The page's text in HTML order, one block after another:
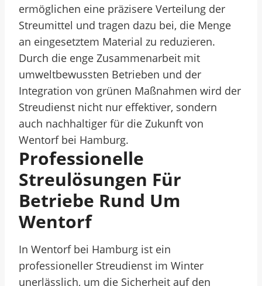
ermöglichen eine präzisere Verteilung der
Streumittel und tragen dazu bei, die Menge
an eingesetztem Material zu reduzieren.
Durch die enge Zusammenarbeit mit
umweltbewussten Betrieben und der
Integration von grünen Maßnahmen wird der
Streudienst nicht nur effektiver, sondern
auch nachhaltiger für die Zukunft von
Wentorf bei Hamburg.
Professionelle
Streulösungen Für
Betriebe Rund Um
Wentorf
In Wentorf bei Hamburg ist ein
professioneller Streudienst im Winter
unerlässlich, um die Sicherheit auf den